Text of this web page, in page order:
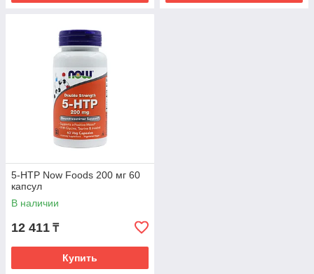
5-HTP Now Foods 200 мг 60
капсул
В наличии
12 411 ₸
Купить